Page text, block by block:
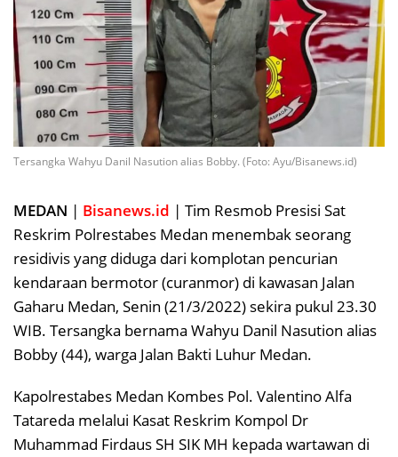
Tersangka Wahyu Danil Nasution alias Bobby. (Foto: Ayu/Bisanews.id)
MEDAN | Bisanews.id | Tim Resmob Presisi Sat
Reskrim Polrestabes Medan menembak seorang
residivis yang diduga dari komplotan pencurian
kendaraan bermotor (curanmor) di kawasan Jalan
Gaharu Medan, Senin (21/3/2022) sekira pukul 23.30
WIB. Tersangka bernama Wahyu Danil Nasution alias
Bobby (44), warga Jalan Bakti Luhur Medan.
Kapolrestabes Medan Kombes Pol. Valentino Alfa
Tatareda melalui Kasat Reskrim Kompol Dr
Muhammad Firdaus SH SIK MH kepada wartawan di